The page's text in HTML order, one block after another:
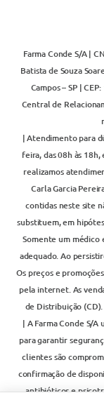
Farma Conde S/A |
Batista de Souza
Campos – SP |
Central de
| Atendimento para
feira, das 08h às
realizamos
Carla Garcia
contidas neste site
substituem, em
Somente um
adequado. Ao
Os preços e
pela internet. As
de Distribuição
| A Farma Conde S/
para garantir
clientes são
confirmação de
antibióticos e